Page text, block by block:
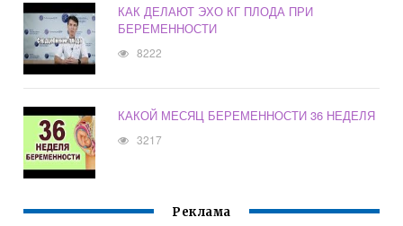
КАК ДЕЛАЮТ ЭХО КГ ПЛОДА ПРИ
БЕРЕМЕННОСТИ
8222
КАКОЙ МЕСЯЦ БЕРЕМЕННОСТИ 36 НЕДЕЛЯ
3217
Реклама